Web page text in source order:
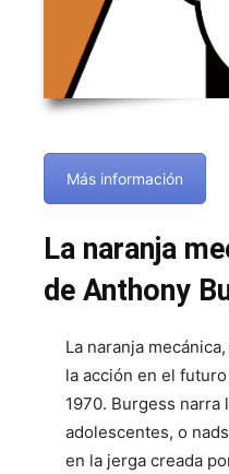
Más información
La naranja
de Anthony
La naranja
la acción en el
1970. Burgess narra
adolescentes, o
en la jerga creada